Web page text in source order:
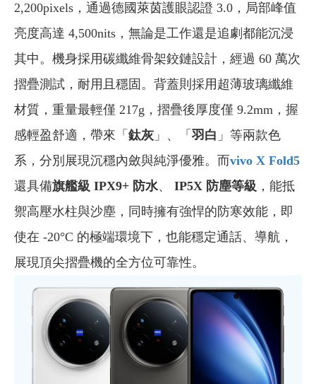
2,200pixels，通過德國萊茵護眼認證 3.0，局部峰值
亮度高達 4,500nits，無論是工作還是追劇都能沉浸
其中。機身採用碳纖維骨架鉸鏈設計，經過 60 萬次
摺疊測試，耐用且穩固。背蓋則採用超薄玻璃纖維
材質，重量最輕僅 217g，摺疊後厚度僅 9.2mm，握
感輕盈舒適，帶來「 鈦灰 」、「 羽白 」等兩款色
系，分別展現沉穩內斂與純淨優雅。而vivo X Fold5
還具備旗艦級 IPX9+ 防水、 IP5X 防塵等級 ，能抵
禦高壓水柱與沙塵，同時擁有強悍的防寒效能，即
使在 -20°C 的極端環境下，也能穩定通話、導航，
展現頂尖摺疊機的全方位可靠性。